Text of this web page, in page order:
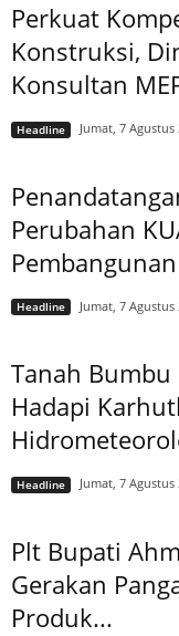
Perkuat
Konstruksi,
Konsultan
Headline Jumat, 7 Agustus
Perubahan
Headline Jumat, 7 Agustus
Tanah Bumbu
Hadapi
Headline Jumat, 7 Agustus
Plt Bupati
Gerakan
Produk...